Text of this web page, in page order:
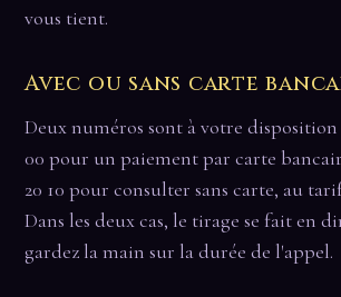
vous tient.
Avec ou sans carte
Deux numéros sont à votre disposition
00 pour un paiement par carte
20 10 pour consulter sans carte, au
Dans les deux cas, le tirage se fait en
gardez la main sur la durée de l'appel.